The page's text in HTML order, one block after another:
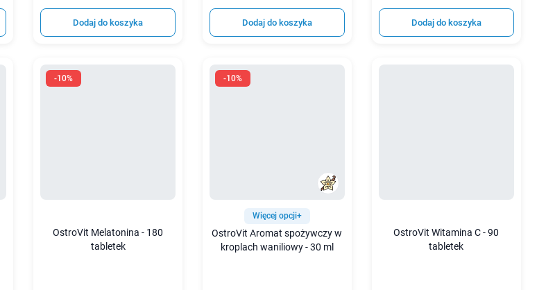
Dodaj do koszyka Dodaj do koszyka Dodaj do koszyka
-10%
OstroVit Melatonina - 180
tabletek
-10%
Więcej opcji+
OstroVit Aromat spożywczy w
kroplach waniliowy - 30 ml
OstroVit Witamina C - 90
tabletek